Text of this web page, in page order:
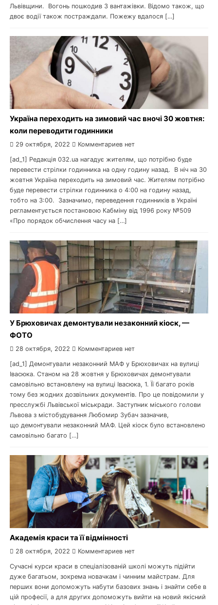
Львівщини. Вогонь пошкодив 3 вантажівки. Відомо також, що
двоє водії також постраждали. Пожежу вдалося […]
Україна переходить на зимовий час вночі 30 жовтня:
коли переводити годинники
29 октября, 2022 Комментариев нет
[ad_1] Редакція 032.ua нагадує жителям, що потрібно буде
перевести стрілки годинника на одну годину назад. В ніч на 30
жовтня Україна переходить на зимовий час. Жителям потрібно
буде перевести стрілки годинника о 4:00 на годину назад,
тобто на 3:00. Зазначимо, переведення годинників в Україні
регламентується постановою Кабміну від 1996 року №509
«Про порядок обчислення часу на […]
У Брюховичах демонтували незаконний кіоск, —
ФОТО
28 октября, 2022 Комментариев нет
[ad_1] Демонтували незаконний МАФ у Брюховичах на вулиці
Івасюка. Станом на 28 жовтня у Брюховичах демонтували
самовільно встановлену на вулиці Івасюка, 1. Її багато років
тому без жодних дозвільних документів. Про це повідомили у
пресслужбі Львівської міськради. Заступник міського голови
Львова з містобудування Любомир Зубач зазначив,
що демонтували незаконний МАФ. Цей кіоск було встановлено
самовільно багато […]
Академія краси та її відмінності
28 октября, 2022 Комментариев нет
Сучасні курси краси в спеціалізованій школі можуть підійти
дуже багатьом, зокрема новачкам і чинним майстрам. Для
перших вони допоможуть набути базових знань і знайти себе в
цій професії, а для других допоможуть вийти на новий якісний